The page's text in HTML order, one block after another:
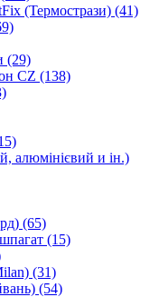
(Термострази) (41)
(29)
CZ (138)
алюмінієвий и ін.)
(65)
(15)
(31)
(54)